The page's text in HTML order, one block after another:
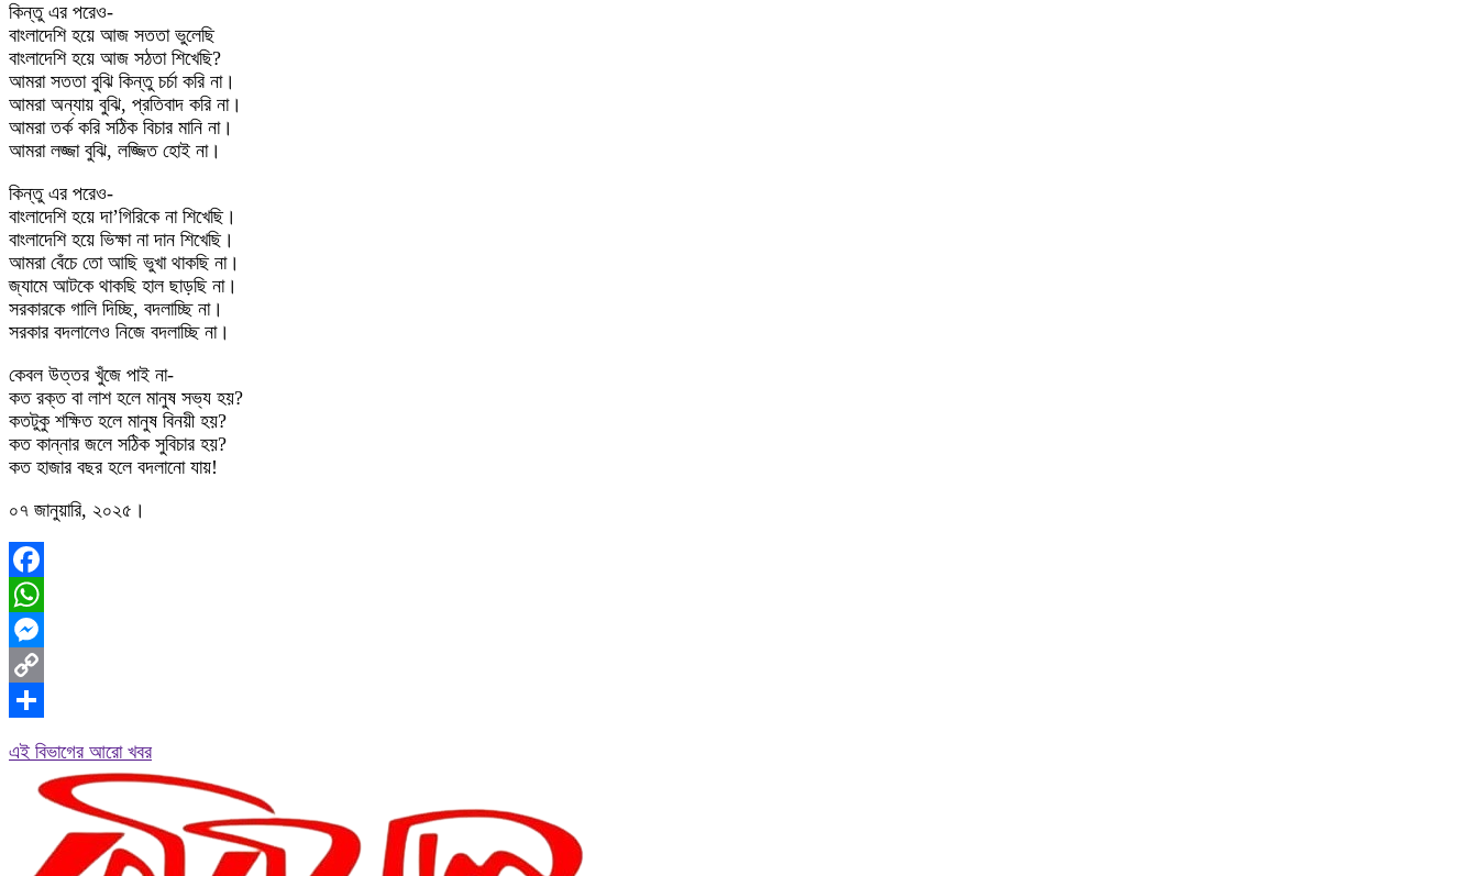
কিন্তু এর পরেও-
বাংলাদেশি হয়ে আজ সততা ভুলেছি
বাংলাদেশি হয়ে আজ সঠতা শিখেছি?
আমরা সততা বুঝি কিন্তু চর্চা করি না।
আমরা অন্যায় বুঝি, প্রতিবাদ করি না।
আমরা তর্ক করি সঠিক বিচার মানি না।
আমরা লজ্জা বুঝি, লজ্জিত হোই না।
কিন্তু এর পরেও-
বাংলাদেশি হয়ে দা’গিরিকে না শিখেছি।
বাংলাদেশি হয়ে ভিক্ষা না দান শিখেছি।
আমরা বেঁচে তো আছি ভুখা থাকছি না।
জ্যামে আটকে থাকছি হাল ছাড়ছি না।
সরকারকে গালি দিচ্ছি, বদলাচ্ছি না।
সরকার বদলালেও নিজে বদলাচ্ছি না।
কেবল উত্তর খুঁজে পাই না-
কত রক্ত বা লাশ হলে মানুষ সভ্য হয়?
কতটুকু শক্ষিত হলে মানুষ বিনয়ী হয়?
কত কান্নার জলে সঠিক সুবিচার হয়?
কত হাজার বছর হলে বদলানো যায়!
০৭ জানুয়ারি, ২০২৫।
Facebook
WhatsApp
Messenger
Copy
এই বিভাগের আরো খবর